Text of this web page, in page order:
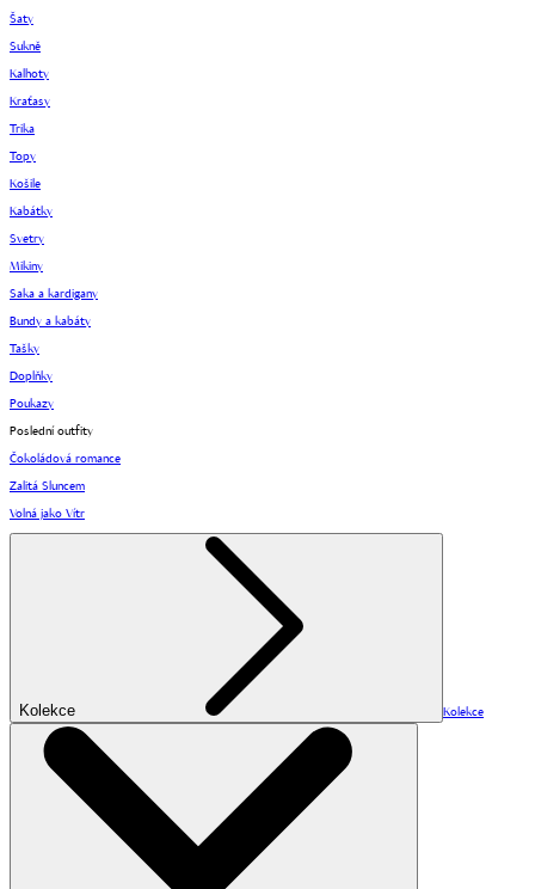
Šaty
Sukně
Kalhoty
Kraťasy
Trika
Topy
Košile
Kabátky
Svetry
Mikiny
Saka a kardigany
Bundy a kabáty
Tašky
Doplňky
Poukazy
Poslední outfity
Čokoládová romance
Zalitá Sluncem
Volná jako Vítr
Kolekce Kolekce